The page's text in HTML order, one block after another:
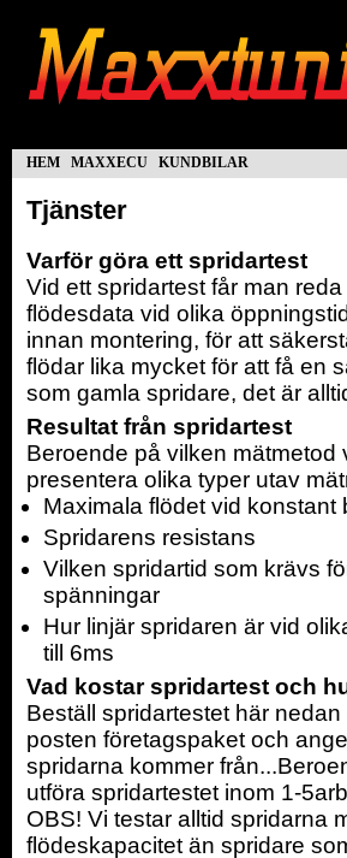
hem maxxecu kundbilar
Tjänster
Varför göra ett spridartest
Vid ett spridartest får man
flödesdata vid olika
innan montering, för att
flödar lika mycket för att få en
som gamla spridare, det är
Resultat från spridartest
Beroende på vilken mätmetod
presentera olika typer utav
Maximala flödet vid konstant
Spridarens resistans
Vilken spridartid som krävs
spänningar
Hur linjär spridaren är vid
till 6ms
Vad kostar spridartest och
Beställ spridartestet här
posten företagspaket och
spridarna kommer
utföra spridartestet inom 1-
OBS! Vi testar alltid spridarna
flödeskapacitet än spridare